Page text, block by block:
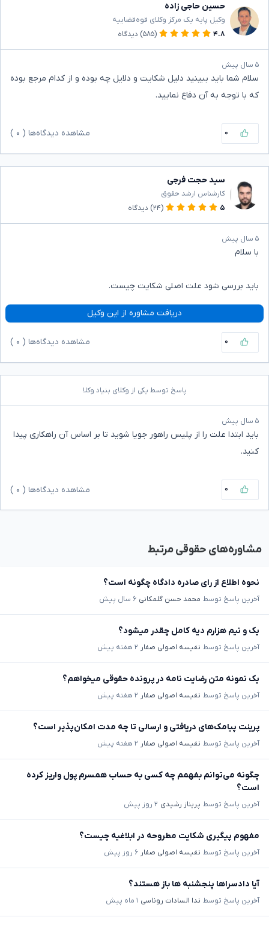
حسین حاجی زاده
وکیل پایه یک مرکز وکلای قوه‌قضاییه
۴.۸
(۵۸۵) دیدگاه
۵ سال پیش
سلام شما باید ببینید دلیل شکایت و دلایل چه بوده و از کدام مرجع بوده
که با توجه به آن دفاع نمایید.
۰ مشاهده دیدگاه‌ها ( ۰
سید حجت فرجی
کارشناس ارشد حقوق
۵
(۲۴) دیدگاه
۵ سال پیش
با سلام
باید بررسی شود علت اصلی شکایت چیست.
دریافت مشاوره از این وکیل
۰ مشاهده دیدگاه‌ها ( ۰
پاسخ توسط یکی از وکلای بنیاد وکلا
۵ سال پیش
باید ابتدا علت را از پلیس راهور جویا شوید تا بر اساس آن راهکاری پیدا
کنید.
۰ مشاهده دیدگاه‌ها ( ۰
مشاوره‌های حقوقی مرتبط
نحوه اطلاع از رای صادره دادگاه چگونه است؟
آخرین پاسخ توسط محمد حسن گلمکانی ۶ سال پیش
یک و نیم هزارم دیه کامل چقدر میشود؟
آخرین پاسخ توسط نفیسه اصولی صفار ۲ هفته پیش
یک نمونه متن رضایت نامه در پرونده حقوقی میخواهم؟
آخرین پاسخ توسط نفیسه اصولی صفار ۲ هفته پیش
پرینت پیامک‌های دریافتی و ارسالی تا چه مدت امکان‌پذیر است؟
آخرین پاسخ توسط نفیسه اصولی صفار ۲ هفته پیش
چگونه می‌توانم بفهمم چه کسی به حساب همسرم پول واریز کرده
است؟
آخرین پاسخ توسط پریناز رشیدی ۲ روز پیش
مفهوم پیگیری شکایت مطروحه در ابلاغیه چیست؟
آخرین پاسخ توسط نفیسه اصولی صفار ۶ روز پیش
آیا دادسراها پنجشنبه ها باز هستند؟
آخرین پاسخ توسط ندا السادات روناسی ۱ ماه پیش